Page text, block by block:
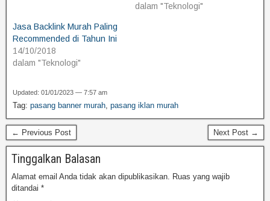
dalam "Teknologi"
Jasa Backlink Murah Paling
Recommended di Tahun Ini
14/10/2018
dalam "Teknologi"
Updated: 01/01/2023 — 7:57 am
Tag: pasang banner murah pasang iklan murah
← Previous Post Next Post →
Tinggalkan Balasan
Alamat email Anda tidak akan dipublikasikan. Ruas yang wajib
ditandai *